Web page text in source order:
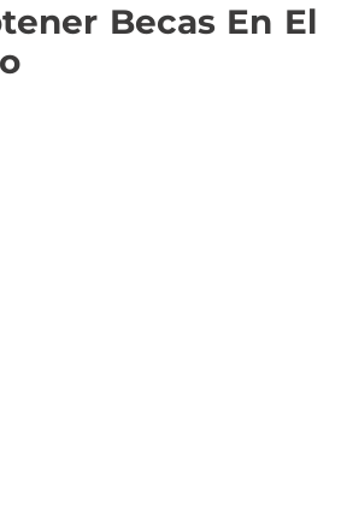
Becas En El